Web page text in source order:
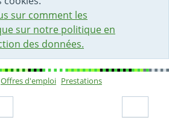
sur comment les
sur notre politique en
des données.
Offres d'emploi Prestations